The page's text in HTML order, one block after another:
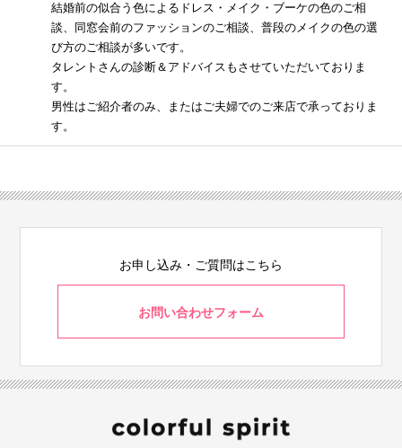
結婚前の似合う色によるドレス・メイク・ブーケの色のご相
談、同窓会前のファッションのご相談、普段のメイクの色の選
び方のご相談が多いです。
タレントさんの診断＆アドバイスもさせていただいておりま
す。
男性はご紹介者のみ、またはご夫婦でのご来店で承っておりま
す。
お申し込み・ご質問はこちら
お問い合わせフォーム